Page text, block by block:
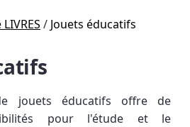
/ Jouets éducatifs
jouets éducatifs offre de
pour l'étude et le